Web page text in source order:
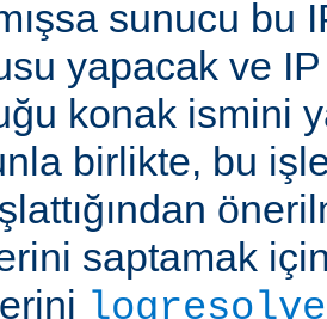
sunucu bu
yapacak ve
konak ismini
birlikte, bu
saptamak
logresolve